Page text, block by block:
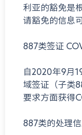
利亚的豁免是
请豁免的信息
887类签证
自2020年9月
域签证（子类
要求方面获得
887类的处理